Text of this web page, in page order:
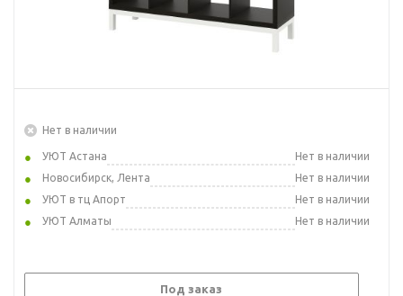
Нет в наличии
УЮТ Астана
Нет в наличии
Новосибирск, Лента
Нет в наличии
УЮТ в тц Апорт
Нет в наличии
УЮТ Алматы
Нет в наличии
Под заказ